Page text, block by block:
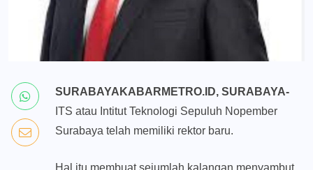
SURABAYAKABARMETRO.ID, SURABAYA-
ITS atau Intitut Teknologi Sepuluh Nopember
Surabaya telah memiliki rektor baru.
Hal itu membuat sejumlah kalangan menyambut